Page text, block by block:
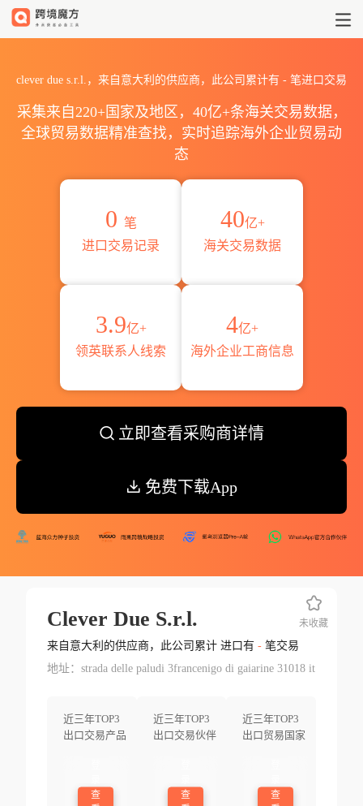
clever due s.r.l.，来自意大利的供应商，此公司累计有 - 笔进口交易
采集来自220+国家及地区，40亿+条海关交易数据，
全球贸易数据精准查找，实时追踪海外企业贸易动
态
0 笔
进口交易记录
40亿+
海关交易数据
3.9亿+
领英联系人线索
4亿+
海外企业工商信息
立即查看采购商详情
免费下载App
Clever Due S.r.l.
来自意大利的供应商，此公司累计 进口有 -笔交易
地址：strada delle paludi 3francenigo di gaiarine 31018 it
近三年TOP3
出口交易产品
查
近三年TOP3
出口交易伙伴
查
近三年TOP3
出口贸易国家
查
未收藏